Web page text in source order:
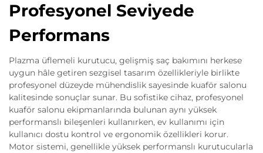
Profesyonel Seviyede
Performans
Plazma üflemeli kurutucu, gelişmiş saç bakımını herkese
uygun hâle getiren sezgisel tasarım özellikleriyle birlikte
profesyonel düzeyde mühendislik sayesinde kuaför salonu
kalitesinde sonuçlar sunar. Bu sofistike cihaz, profesyonel
kuaför salonu ekipmanlarında bulunan aynı yüksek
performanslı bileşenleri kullanırken, ev kullanımı için
kullanıcı dostu kontrol ve ergonomik özellikleri korur.
Motor sistemi, genellikle yüksek performanslı kurutucularla